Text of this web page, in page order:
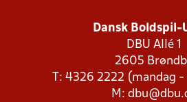
Dansk Boldspil-
DBU Allé 1
2605
T: 4326 2222 (mandag
M: